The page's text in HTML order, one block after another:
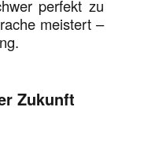
perfekt zu
meistert –
Zukunft